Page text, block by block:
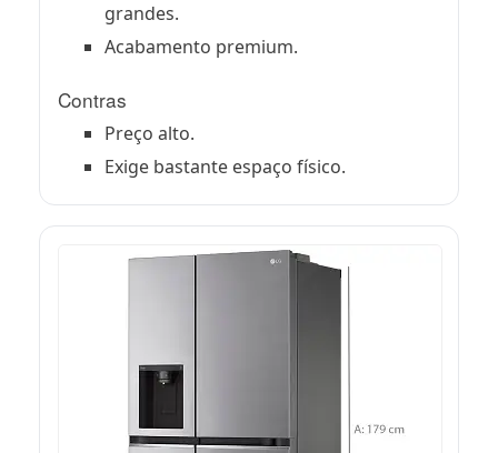
grandes.
Acabamento premium.
Contras
Preço alto.
Exige bastante espaço físico.